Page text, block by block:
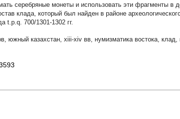
серебряные монеты и использовать эти фрагменты в
клада, который был найден в районе
t.p.q. 700/1301-1302 гг.
, южный казахстан, xiii-xiv вв, нумизматика востока, клад,